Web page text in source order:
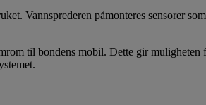
Vannsprederen påmonteres sensorer
til bondens mobil. Dette gir